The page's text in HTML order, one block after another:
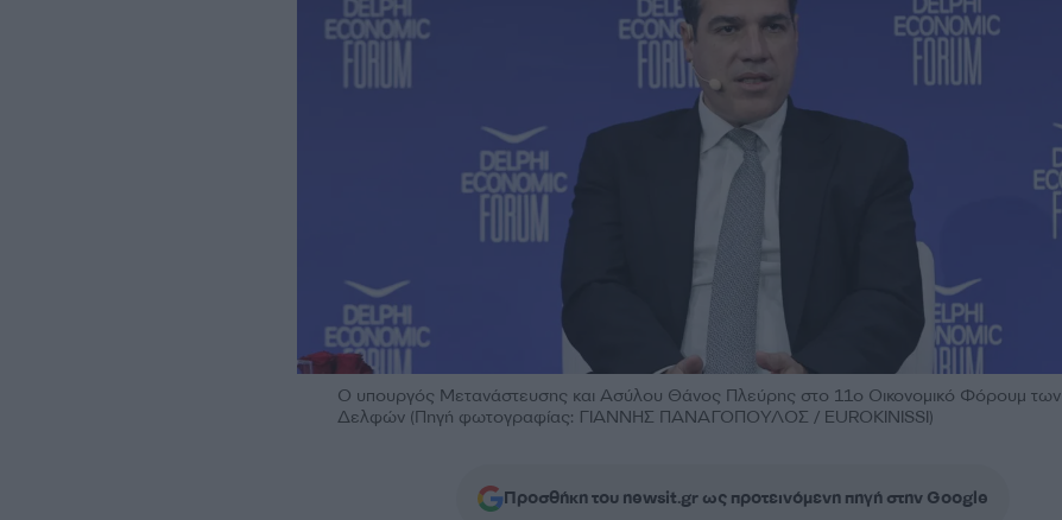
Ο υπουργός Μετανάστευσης και Ασύλου Θάνος Πλεύρης στο 11ο Οικονομικό Φόρουμ των
Δελφών (Πηγή φωτογραφίας: ΓΙΑΝΝΗΣ ΠΑΝΑΓΟΠΟΥΛΟΣ / EUROKINISSI)
Προσθήκη του newsit.gr ως προτεινόμενη πηγή στην Google